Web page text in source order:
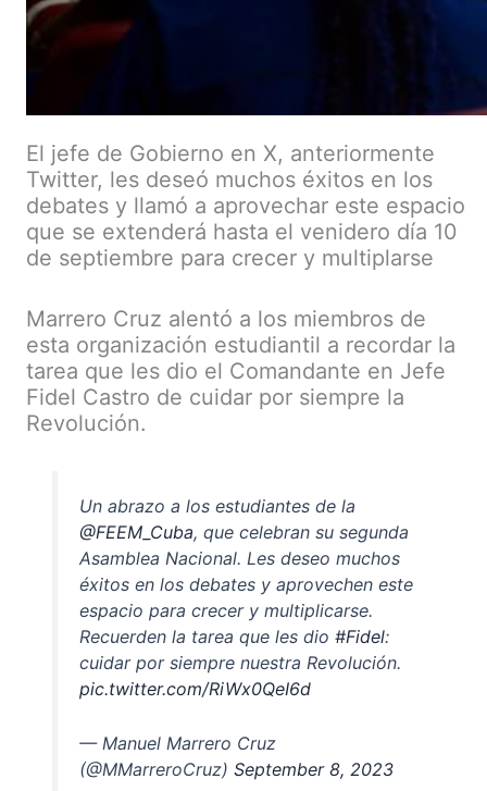
El jefe de Gobierno en X, anteriormente
Twitter, les deseó muchos éxitos en los
debates y llamó a aprovechar este espacio
que se extenderá hasta el venidero día 10
de septiembre para crecer y multiplarse
Marrero Cruz alentó a los miembros de
esta organización estudiantil a recordar la
tarea que les dio el Comandante en Jefe
Fidel Castro de cuidar por siempre la
Revolución.
Un abrazo a los estudiantes de la
@FEEM_Cuba, que celebran su segunda
Asamblea Nacional. Les deseo muchos
éxitos en los debates y aprovechen este
espacio para crecer y multiplicarse.
Recuerden la tarea que les dio#Fidel:
cuidar por siempre nuestra Revolución.
pic.twitter.com/RiWx0QeI6d
— Manuel Marrero Cruz
(@MMarreroCruz)September 8, 2023